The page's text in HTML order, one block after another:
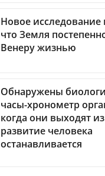
Новое исследование
что Земля
Венеру жизнью
Обнаружены
часы-хронометр
когда они выходят
развитие человека
останавливается